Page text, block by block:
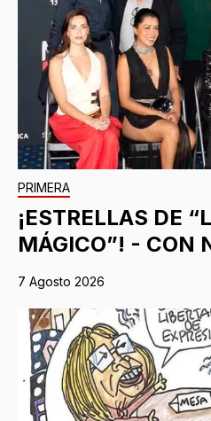
PRIMERA
¡ESTRELLAS DE
MÁGICO”! - CON
7 Agosto 2026